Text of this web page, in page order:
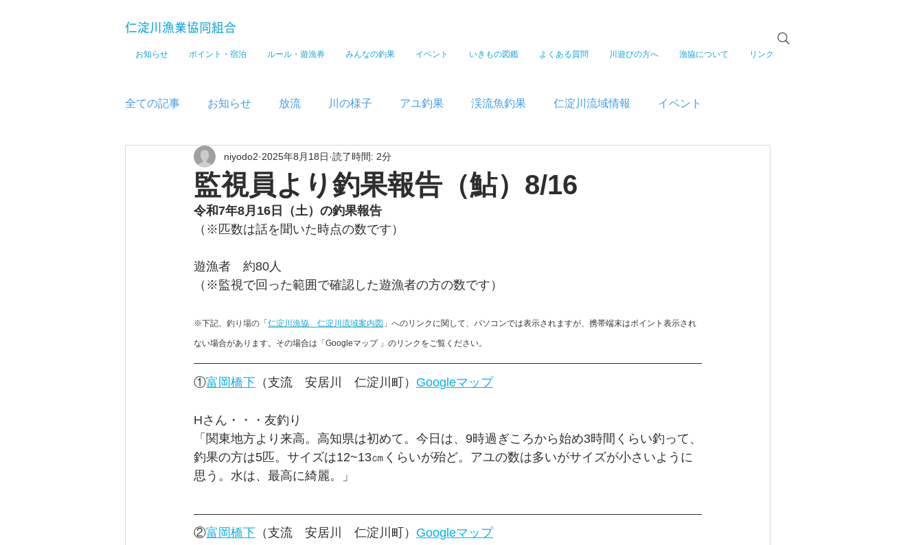
仁淀川漁業協同組合
お知らせ ポイント・宿泊 ルール・遊漁券 みんなの釣果 イベント いきもの図鑑 よくある質問 川遊びの方へ 漁協について リンク
全ての記事 お知らせ 放流 川の様子 アユ釣果 渓流魚釣果 仁淀川流域情報 イベント
メディア
監視員より釣果報告（鮎）8/16
niyodo2 2025年8月18日 読了時間: 2分
令和7年8月16 日（土）の釣果報告
（※匹数は話を聞いた時点の数です）
遊漁者　約80人
（※監視で回った範囲で確認した遊漁者の方の数です）
※下記、 釣り場の 「 仁淀川漁協　仁淀川流域案内図 」へのリンクに関して、パソコンでは表示されますが、携帯端末はポイント表示され
ない場合があります。その場合は「Googleマップ 」のリンクをご覧ください。
①富岡橋下 （支流　安居川　仁淀川町） Googleマップ
Hさん・・・友釣り
「関東地方より来高。高知県は初めて。今日は、9時過ぎころから始め3時間くらい釣って、
釣果の方は5匹。サイズは12~13㎝くらいが殆ど。アユの数は多いがサイズが小さいように
思う。水は、最高に綺麗。」
②富岡橋下 （支流　安居川　仁淀川町） Googleマップ